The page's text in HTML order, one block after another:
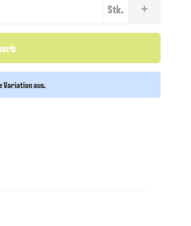
Stk.
Variation aus.